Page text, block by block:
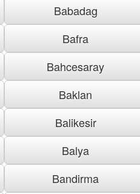
Babadag
Bafra
Bahcesaray
Baklan
Balikesir
Balya
Bandirma